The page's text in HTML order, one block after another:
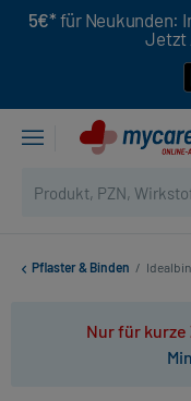
5€* für Neukunden:
Jetzt
Pflaster & Binden /
Nur für kurze